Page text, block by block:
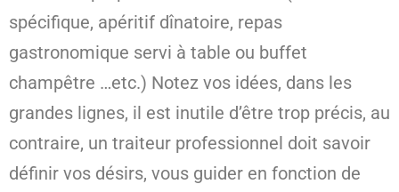
spécifique, apéritif dînatoire, repas
gastronomique servi à table ou buffet
champêtre …etc.) Notez vos idées, dans les
grandes lignes, il est inutile d’être trop précis, au
contraire, un traiteur professionnel doit savoir
définir vos désirs, vous guider en fonction de